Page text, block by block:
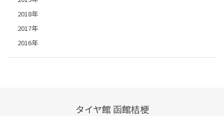
2018年
2017年
2016年
タイヤ館 函館桔梗